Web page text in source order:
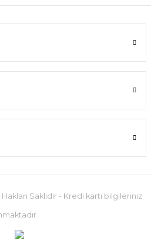
Saklıdır - Kredi kartı bilgileriniz